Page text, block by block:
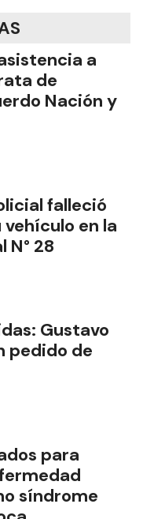
a
de
Nación y
falleció
en la
N° 28
Gustavo
pedido de
para
síndrome